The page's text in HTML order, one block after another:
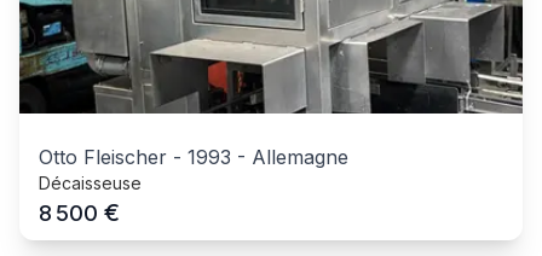
Otto Fleischer - 1993 - Allemagne
Décaisseuse
8 500 €